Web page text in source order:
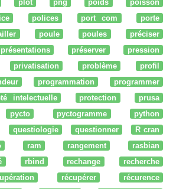
plot png poids
poisson
polices port com
porte
poule poules
préciser
présentations préserver
pression
privatisation problème
profil
programmation
programmer
intelectuelle protection
prusa
pycto pyctogramme
python
questiologie questionner
R cran
ram rangement
rasbian
rbind rechange
recherche
récupérer
récurence